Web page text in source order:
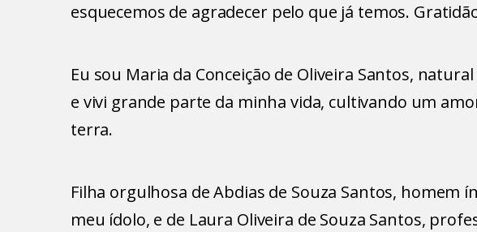
esquecemos de agradecer pelo que já temos.
Eu sou Maria da Conceição de Oliveira Santos,
e vivi grande parte da minha vida, cultivando um
terra.
Filha orgulhosa de Abdias de Souza Santos, homem
meu ídolo, e de Laura Oliveira de Souza Santos,